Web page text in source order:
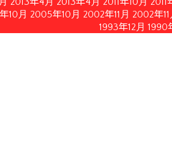
10月 2005年10月 2002年11月 2002年
1993年12月 1990